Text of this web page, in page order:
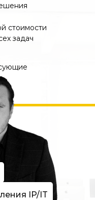
IP/IT
стоимости
задач